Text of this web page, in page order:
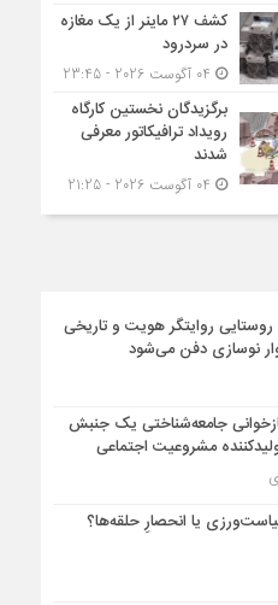
کشف ۲۷ ماینر از یک مغازه
در سردرود
برگزیدگان نخستین کارگاه
رویداد ترافیکاتور معرفی
شدند
روایتگر هویت و تاریخی
نوسازی دفن می‌شود
بازخوانی جامعه‌شناختی یک جنبش
مشروعیت اجتماعی
یا انحصارِ حلقه‌ها؟